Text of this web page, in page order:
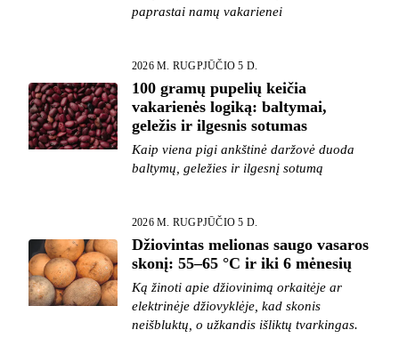
paprastai namų vakarienei
2026 M. RUGPJŪČIO 5 D.
100 gramų pupelių keičia
vakarienės logiką: baltymai,
geležis ir ilgesnis sotumas
Kaip viena pigi ankštinė daržovė duoda
baltymų, geležies ir ilgesnį sotumą
2026 M. RUGPJŪČIO 5 D.
Džiovintas melionas saugo vasaros
skonį: 55–65 °C ir iki 6 mėnesių
Ką žinoti apie džiovinimą orkaitėje ar
elektrinėje džiovyklėje, kad skonis
neišbluktų, o užkandis išliktų tvarkingas.